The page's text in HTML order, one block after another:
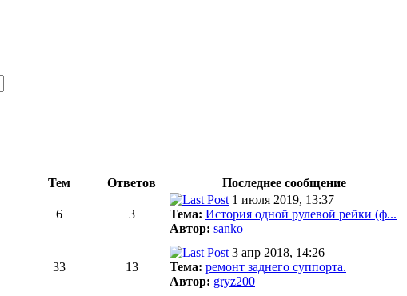
Тем Ответов
Последнее сообщение
6 3
1 июля 2019, 13:37
Тема: История одной рулевой рейки (ф...
Автор: sanko
33 13
3 апр 2018, 14:26
Тема: ремонт заднего суппорта.
Автор: gryz200